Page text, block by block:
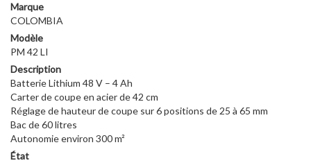
Marque
COLOMBIA
Modèle
PM 42 LI
Description
Batterie Lithium 48 V – 4 Ah
Carter de coupe en acier de 42 cm
Réglage de hauteur de coupe sur 6 positions de 25 à 65 mm
Bac de 60 litres
Autonomie environ 300 m²
État